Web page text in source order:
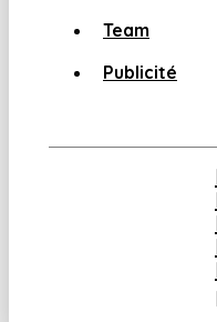
Team
Publicité